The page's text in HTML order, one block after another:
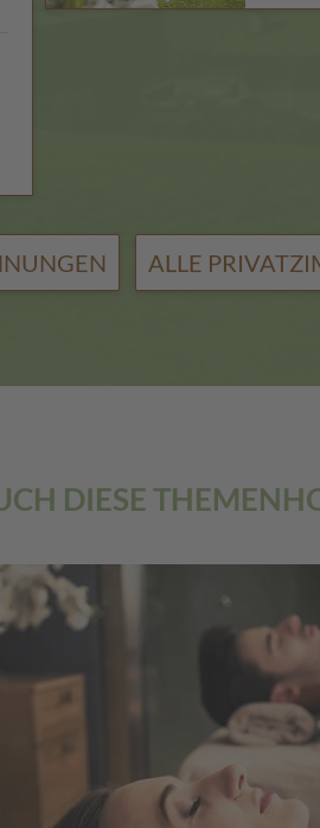
ALLE
DIESE
ZU DEN